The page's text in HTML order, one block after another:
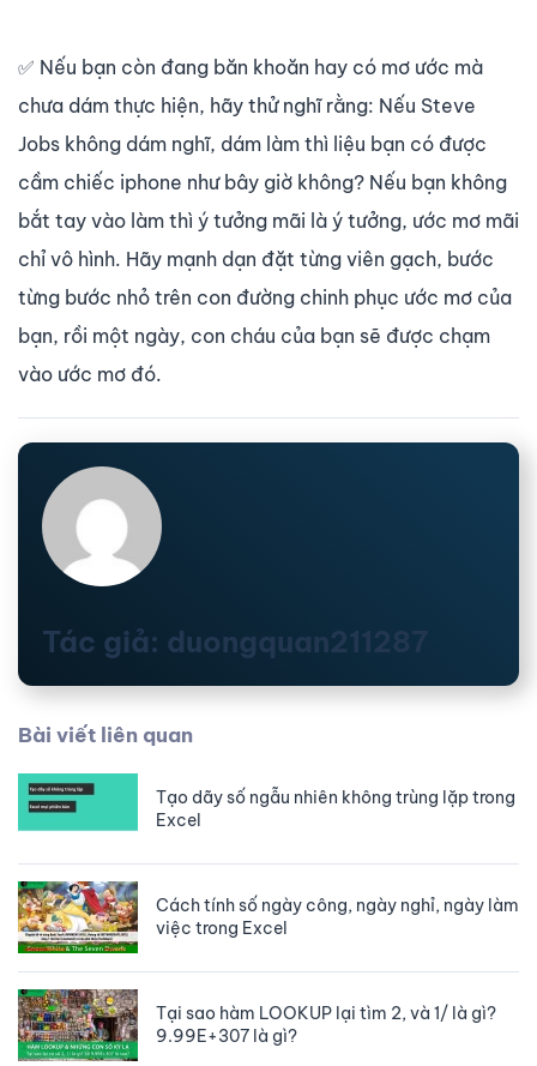
✅ Nếu bạn còn đang băn khoăn hay có mơ ước mà
chưa dám thực hiện, hãy thử nghĩ rằng: Nếu Steve
Jobs không dám nghĩ, dám làm thì liệu bạn có được
cầm chiếc iphone như bây giờ không? Nếu bạn không
bắt tay vào làm thì ý tưởng mãi là ý tưởng, ước mơ mãi
chỉ vô hình. Hãy mạnh dạn đặt từng viên gạch, bước
từng bước nhỏ trên con đường chinh phục ước mơ của
bạn, rồi một ngày, con cháu của bạn sẽ được chạm
vào ước mơ đó.
Tác giả: duongquan211287
Bài viết liên quan
Tạo dãy số ngẫu nhiên không trùng lặp trong
Excel
Cách tính số ngày công, ngày nghỉ, ngày làm
việc trong Excel
Tại sao hàm LOOKUP lại tìm 2, và 1/ là gì?
9.99E+307 là gì?